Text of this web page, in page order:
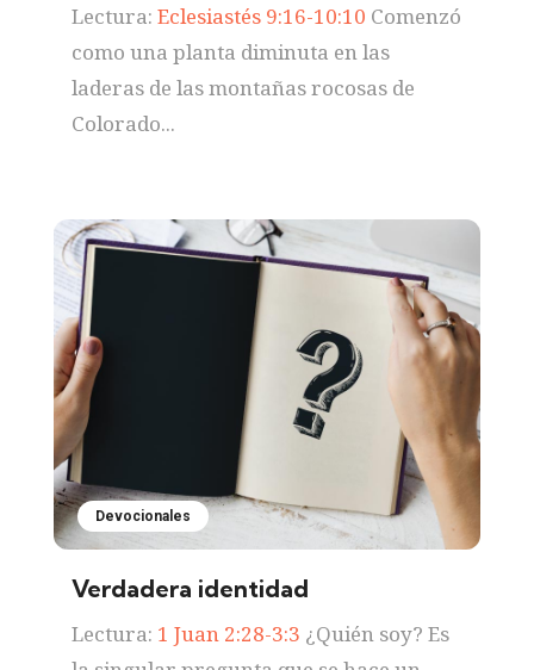
Lectura: Eclesiastés 9:16-10:10 Comenzó
como una planta diminuta en las
laderas de las montañas rocosas de
Colorado...
Devocionales
Verdadera identidad
Lectura: 1 Juan 2:28-3:3 ¿Quién soy? Es